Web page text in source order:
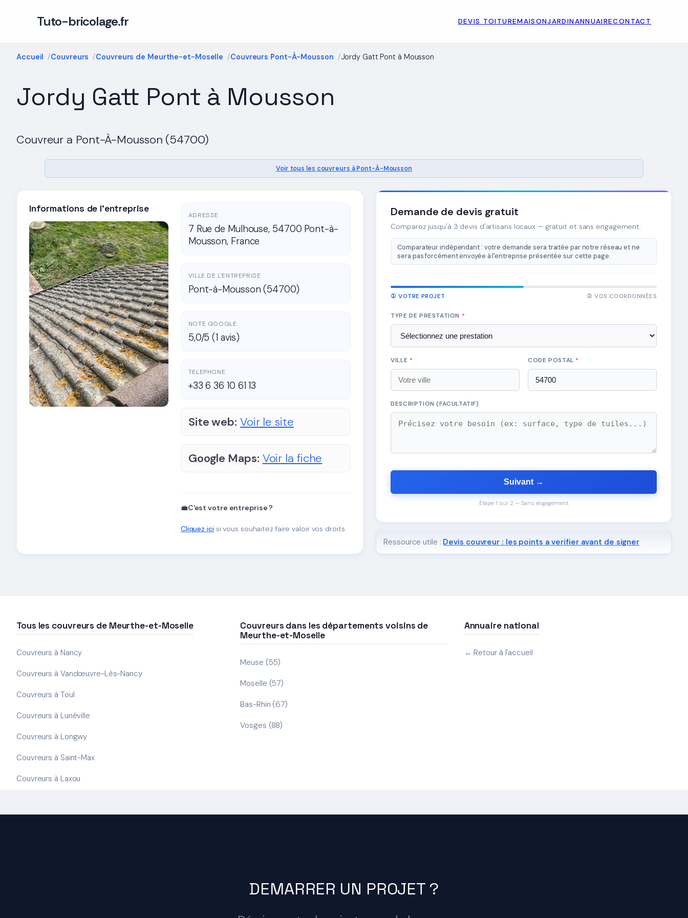
Tuto-bricolage.fr DEVIS TOITUREMAISONJARDINANNUAIRECONTACT
Accueil Couvreurs Couvreurs de Meurthe-et-Moselle Couvreurs Pont-À-Mousson Jordy Gatt Pont à Mousson
Jordy Gatt Pont à Mousson
Couvreur a Pont-À-Mousson (54700)
Voir tous les couvreurs à Pont-À-Mousson
Informations de l'entreprise
ADRESSE
7 Rue de Mulhouse, 54700 Pont-à-
Mousson, France
VILLE DE L'ENTREPRISE
Pont-à-Mousson (54700)
NOTE GOOGLE
5,0/5 (1 avis)
TELEPHONE
+33 6 36 10 61 13
Site web: Voir le site
Google Maps: Voir la fiche
💼C'est votre entreprise ?
Cliquez icisi vous souhaitez faire valoir vos droits.
Demande de devis gratuit
Comparez jusqu'à 3 devis d'artisans locaux — gratuit et sans engagement.
Comparateur indépendant : votre demande sera traitée par notre réseau et ne
sera pas forcément envoyée à l'entreprise présentée sur cette page.
① VOTRE PROJET ② VOS COORDONNÉES
TYPE DE PRESTATION *
VILLE * CODE POSTAL *
DESCRIPTION (FACULTATIF)
Suivant →
Étape 1 sur 2 — Sans engagement
Ressource utile : Devis couvreur : les points a verifier avant de signer
Tous les couvreurs de Meurthe-et-Moselle
Couvreurs à Nancy
Couvreurs à Vandœuvre-Lès-Nancy
Couvreurs à Toul
Couvreurs à Lunéville
Couvreurs à Longwy
Couvreurs à Saint-Max
Couvreurs à Laxou
Couvreurs dans les départements voisins de
Meurthe-et-Moselle
Meuse (55)
Moselle (57)
Bas-Rhin (67)
Vosges (88)
Annuaire national
← Retour à l'accueil
DEMARRER UN PROJET ?